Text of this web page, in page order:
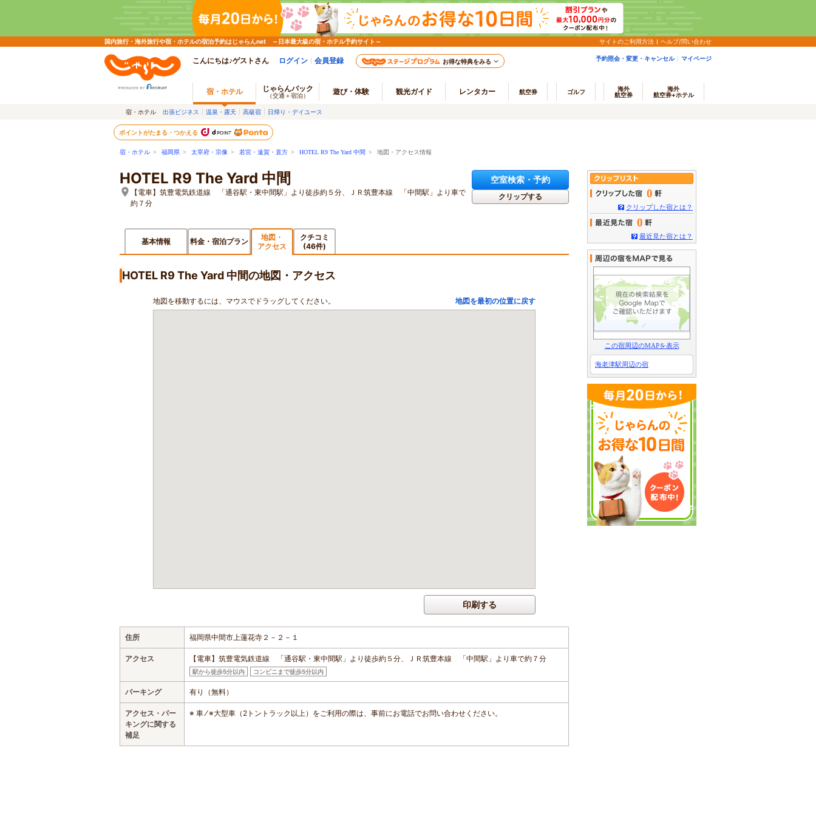
国内旅行・海外旅行や宿・ホテルの宿泊予約はじゃらんnet ～日本最大級の宿・ホテル予約サイト～ サイトのご利用方法 ヘルプ/問い合わせ
こんにちは♪ゲストさん ログイン 会員登録 お得な特典をみる 予約照会・変更・キャンセル マイページ
宿・ホテル じゃらんパック
（交通＋宿泊） 遊び・体験 観光ガイド レンタカー 航空券 ゴルフ
海外
航空券
海外
航空券+ホテル
宿・ホテル 出張ビジネス 温泉・露天 高級宿 日帰り・デイユース
ポイントがたまる・つかえる
宿・ホテル > 福岡県 > 太宰府・宗像 > 若宮・遠賀・直方 > HOTEL R9 The Yard 中間 > 地図・アクセス情報
HOTEL R9 The Yard 中間
【電車】筑豊電気鉄道線 「通谷駅・東中間駅」より徒歩約５分、ＪＲ筑豊本線 「中間駅」より車で
約７分
空室検索・予約
クリップする
基本情報 料金・宿泊プラン
地図・
アクセス
クチコミ
(46件)
HOTEL R9 The Yard 中間の地図・アクセス
地図を移動するには、マウスでドラッグしてください。 地図を最初の位置に戻す
印刷する
住所 福岡県中間市上蓮花寺２－２－１
アクセス 【電車】筑豊電気鉄道線 「通谷駅・東中間駅」より徒歩約５分、ＪＲ筑豊本線 「中間駅」より車で約７分
駅から徒歩5分以内 コンビニまで徒歩5分以内
パーキング 有り（無料）
アクセス・パー
キングに関する
補足
※ 車 ⁄ ※大型車（2トントラック以上）をご利用の際は、事前にお電話でお問い合わせください。
0
クリップした宿とは？
0
最近見た宿とは？
この宿周辺のMAPを表示
海老津駅周辺の宿